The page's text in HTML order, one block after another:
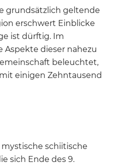
grundsätzlich geltende
erschwert Einblicke
ist dürftig. Im
Aspekte dieser nahezu
beleuchtet,
einigen Zehntausend
schiitische
sich Ende des 9.